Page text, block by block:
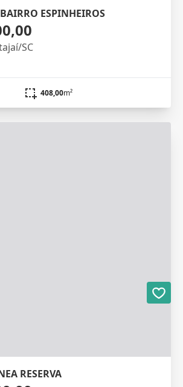
ESPINHEIROS
SC
408,00m²
RESERVA